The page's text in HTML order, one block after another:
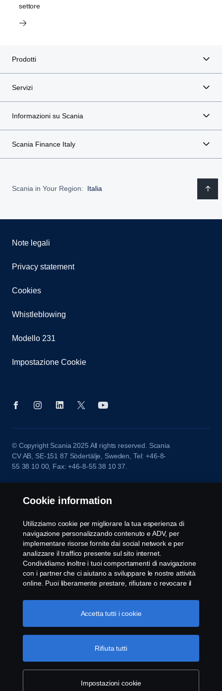
settore
Prodotti
Servizi
Informazioni su Scania
Scania Finance Italy
Scania in Your Region: Italia
Note legali
Privacy statement
Cookies
Whistleblowing
Modello 231
Impostazione Cookie
© Copyright Scania 2025 All rights reserved. Scania
CV AB, SE-151 87 Södertälje, Sweden, Tel: +46-8-
55 38 10 00, Fax: +46-8-55 38 10 37.
Cookie information
Utilizziamo cookie per migliorare la tua esperienza di
navigazione personalizzando contenuto e ADV, per
implementare risorse fornite dai social network e per
analizzare il traffico presente sul sito internet.
Condividiamo inoltre i tuoi comportamenti di navigazione
con i partner che ci aiutano a sviluppare le nostre attività
online. Puoi liberamente prestare, rifiutare o revocare il
all'attivazione dei cookie e alla possibilità di condividere le
informazioni. Cliccando "rifiuta tutti" potrai continuare la
comprendere meglio la nostra politica di gestione dei
cookie, ti invitiamo a visitare la pagina cookies, cliccando
sul link in calce. Maggiori informazioni sulla tua privacy
Impostazioni cookie
Rifiuta tutti
Accetta tutti i cookie